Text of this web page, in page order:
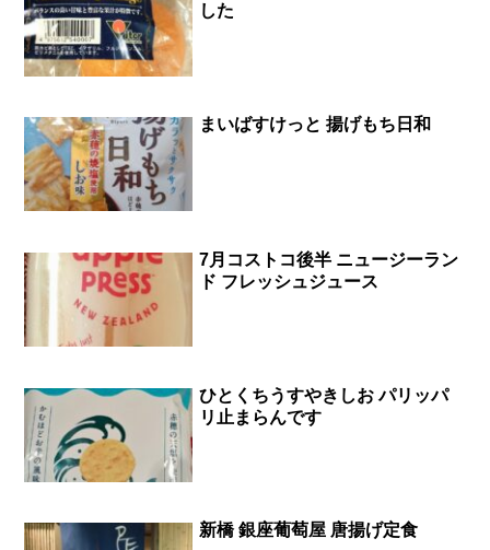
した
まいばすけっと 揚げもち日和
7月コストコ後半 ニュージーラン
ド フレッシュジュース
ひとくちうすやきしお パリッパ
リ止まらんです
新橋 銀座葡萄屋 唐揚げ定食